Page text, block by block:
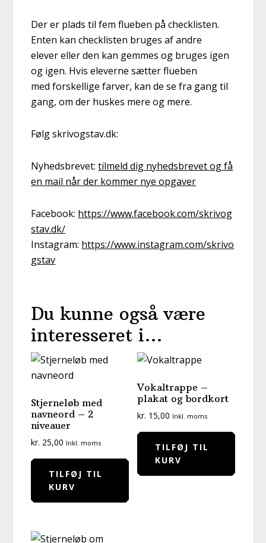
Der er plads til fem flueben på checklisten.
Enten kan checklisten bruges af andre
elever eller den kan gemmes og bruges igen
og igen. Hvis eleverne sætter flueben
med forskellige farver, kan de se fra gang til
gang, om der huskes mere og mere.
Følg skrivogstav.dk:
Nyhedsbrevet:tilmeld dig nyhedsbrevet og få
en mail når der kommer nye opgaver
Facebook: https://www.facebook.com/skrivog
stav.dk/
Instagram: https://www.instagram.com/skrivo
gstav
Du kunne også være
interesseret i…
Stjerneløb med
navneord – 2
niveauer
kr. 25,00 Inkl. moms
TILFØJ TIL
KURV
Vokaltrappe –
plakat og bordkort
kr. 15,00 Inkl. moms
TILFØJ TIL
KURV